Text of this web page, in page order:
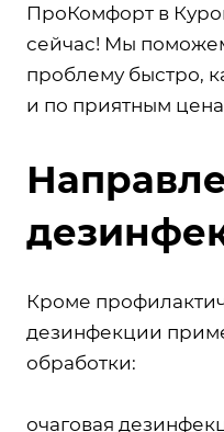
ПроКомфорт в
сейчас! Мы
проблему быстро,
и по приятным
Кроме
дезинфекции
обработки:
очаговая